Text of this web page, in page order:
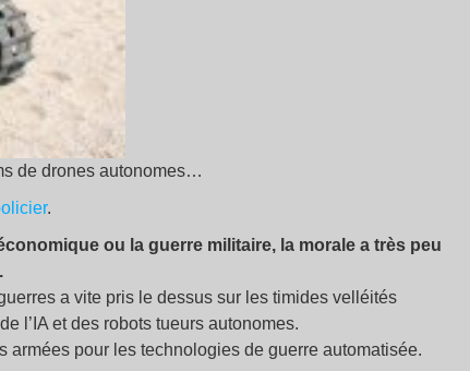
de drones autonomes…
.
ou la guerre militaire, la morale a très peu
a vite pris le dessus sur les timides velléités
l’IA et des robots tueurs autonomes.
armées pour les technologies de guerre automatisée.